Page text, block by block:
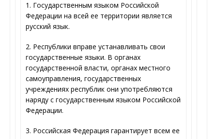
1. Государственным языком Российской
Федерации на всей ее территории является
русский язык.
2. Республики вправе устанавливать свои
государственные языки. В органах
государственной власти, органах местного
самоуправления, государственных
учреждениях республик они употребляются
наряду с государственным языком Российской
Федерации.
3. Российская Федерация гарантирует всем ее